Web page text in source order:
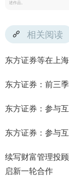
述作品。
相关阅读
东方证券等在上
东方证券：前三
东方证券：参与
东方证券：参与
续写财富管理投
启新一轮合作